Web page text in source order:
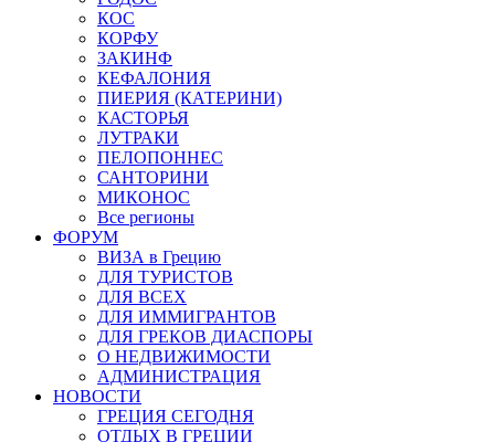
КОС
КОРФУ
ЗАКИНФ
КЕФАЛОНИЯ
ПИЕРИЯ (КАТЕРИНИ)
КАСТОРЬЯ
ЛУТРАКИ
ПЕЛОПОННЕС
САНТОРИНИ
МИКОНОС
Все регионы
ФОРУМ
ВИЗА в Грецию
ДЛЯ ТУРИСТОВ
ДЛЯ ВСЕХ
ДЛЯ ИММИГРАНТОВ
ДЛЯ ГРЕКОВ ДИАСПОРЫ
О НЕДВИЖИМОСТИ
АДМИНИСТРАЦИЯ
НОВОСТИ
ГРЕЦИЯ СЕГОДНЯ
ОТДЫХ В ГРЕЦИИ